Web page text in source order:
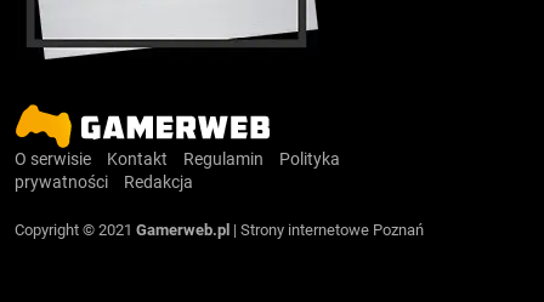
O serwisie Kontakt Regulamin
Polityka
prywatności
Redakcja
Copyright © 2021 Gamerweb.pl | Strony internetowe Poznań